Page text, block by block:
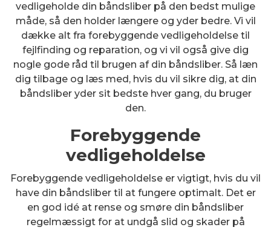
vedligeholde din båndsliber på den bedst mulige
måde, så den holder længere og yder bedre. Vi vil
dække alt fra forebyggende vedligeholdelse til
fejlfinding og reparation, og vi vil også give dig
nogle gode råd til brugen af din båndsliber. Så læn
dig tilbage og læs med, hvis du vil sikre dig, at din
båndsliber yder sit bedste hver gang, du bruger
den.
Forebyggende
vedligeholdelse
Forebyggende vedligeholdelse er vigtigt, hvis du vil
have din båndsliber til at fungere optimalt. Det er
en god idé at rense og smøre din båndsliber
regelmæssigt for at undgå slid og skader på